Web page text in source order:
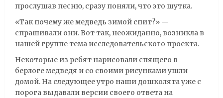
прослушав песню, сразу поняли, что это шутка.
«Так почему же медведь зимой спит?» —
спрашивали они. Вот так, неожиданно, возникла в
нашей группе тема исследовательского проекта.
Некоторые из ребят нарисовали спящего в
берлоге медведя и со своими рисунками ушли
домой. На следующее утро наши дошколята уже с
порога выдавали версии своего ответа на